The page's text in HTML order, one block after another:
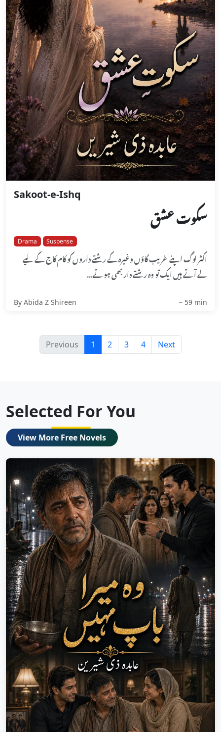
Sakoot-e-Ishq
سکوت عشق
Drama Suspense
اکثر لوگ اپنے غریب گاؤں وغیرہ کے رشتے داروں کو کام کاج کے لیے
لے آتے ہیں ایک تو وہ رشتے دار بھی ہوتے...
By Abida Z Shireen ~ 59 min
Previous 1 2 3 4 Next
Selected For You
View More Free Novels